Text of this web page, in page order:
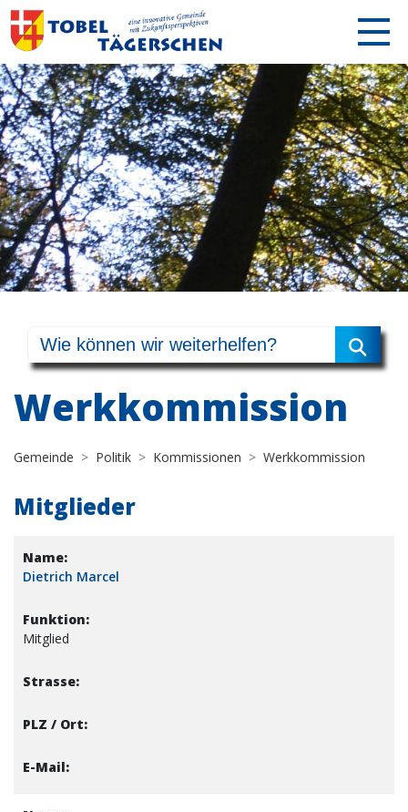
Werkkommission
Gemeinde Politik Kommissionen Werkkommission
Mitglieder
Dietrich Marcel
Mitglied